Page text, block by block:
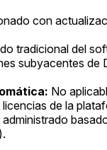
con
tradicional del
subyacentes
No
de la